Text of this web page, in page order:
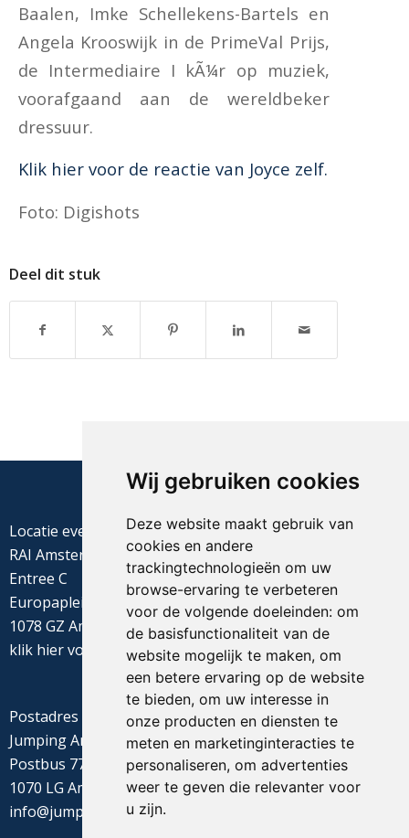
Wij gebruiken cookies
Deze website maakt gebruik van
cookies en andere
trackingtechnologieën om uw
browse-ervaring te verbeteren
voor de volgende doeleinden: om
de basisfunctionaliteit van de
website mogelijk te maken, om
een betere ervaring op de website
te bieden, om uw interesse in
onze producten en diensten te
meten en marketinginteracties te
personaliseren, om advertenties
weer te geven die relevanter voor
u zijn.
Baalen, Imke Schellekens-Bartels en
Angela Krooswijk in de PrimeVal Prijs,
de Intermediaire I kÃ¼r op muziek,
voorafgaand aan de wereldbeker
dressuur.
Klik hier voor de reactie van Joyce zelf.
Foto: Digishots
Deel dit stuk
Locatie evenement
RAI Amsterdam
Entree C
Europaplein 22
1078 GZ Amsterdam
klik hiervoor de routebeschrijving
Postadres
Jumping Amsterdam
Postbus 77655
1070 LG Amsterdam
info@jumpingamsterdam.nl